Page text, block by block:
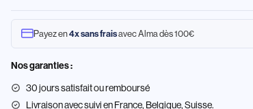
Payez en4x sans fraisavec Alma dès 100€
Nos garanties :
30 jours satisfait ou remboursé
Livraisonavec suivi en France, Belgique, Suisse.